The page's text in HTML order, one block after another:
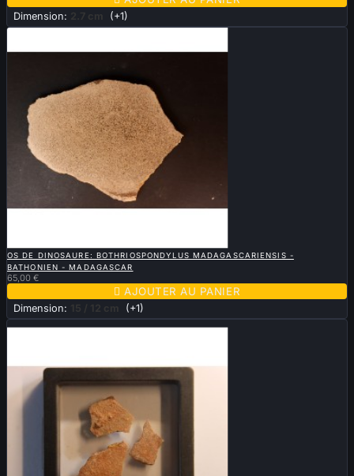
Dimension: 2.7 cm (+1)
OS DE DINOSAURE: BOTHRIOSPONDYLUS MADAGASCARIENSIS -
BATHONIEN - MADAGASCAR
65,00 €
 AJOUTER AU PANIER
Dimension: 15 / 12 cm (+1)